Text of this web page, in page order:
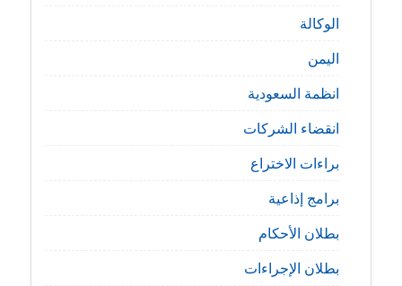
الوكالة
اليمن
انظمة السعودية
انقضاء الشركات
براءات الاختراع
برامج إذاعية
بطلان الأحكام
بطلان الإجراءات